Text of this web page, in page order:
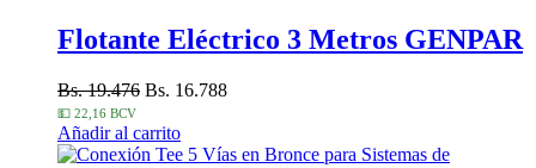
Flotante Eléctrico 3 Metros GENPAR
Bs. 19.476 Bs. 16.788
💵 22,16 BCV
Añadir al carrito